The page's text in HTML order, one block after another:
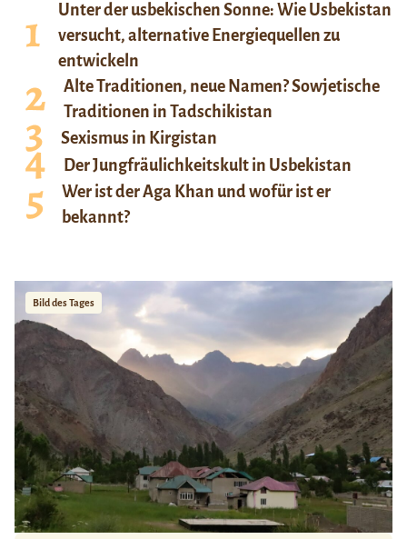
Unter der usbekischen Sonne: Wie Usbekistan
versucht, alternative Energiequellen zu
entwickeln
Alte Traditionen, neue Namen? Sowjetische
Traditionen in Tadschikistan
Sexismus in Kirgistan
Der Jungfräulichkeitskult in Usbekistan
Wer ist der Aga Khan und wofür ist er
bekannt?
Bild des Tages